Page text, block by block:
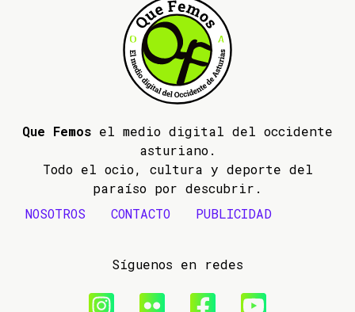
Que Femos el medio digital del occidente
asturiano.
Todo el ocio, cultura y deporte del
paraíso por descubrir.
NOSOTROS
CONTACTO PUBLICIDAD
Síguenos en redes